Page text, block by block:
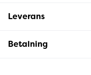
Leverans
Betalning